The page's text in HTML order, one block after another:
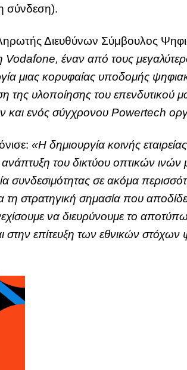
σύνδεση).
Διευθύνων Σύμβουλος
έναν από τους
μιας κορυφαίας υποδομής
της υλοποίησης του επενδυτικού
και ενός σύγχρονου Powertech
«Η δημιουργία κοινής
του δικτύου οπτικών ινών
συνδεσιμότητας σε ακόμα
στρατηγική σημασία που
να διευρύνουμε το
επίτευξη των εθνικών στόχων